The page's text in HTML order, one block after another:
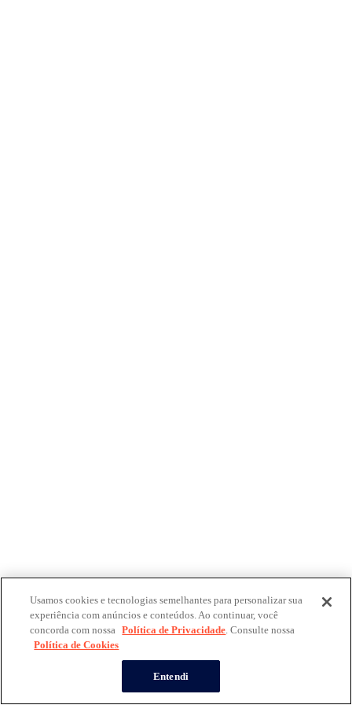
Usamos cookies e tecnologias semelhantes para personalizar sua
experiência com anúncios e conteúdos. Ao continuar, você
concorda com nossa Política de Privacidade. Consulte nossa
Política de Cookies
Entendi